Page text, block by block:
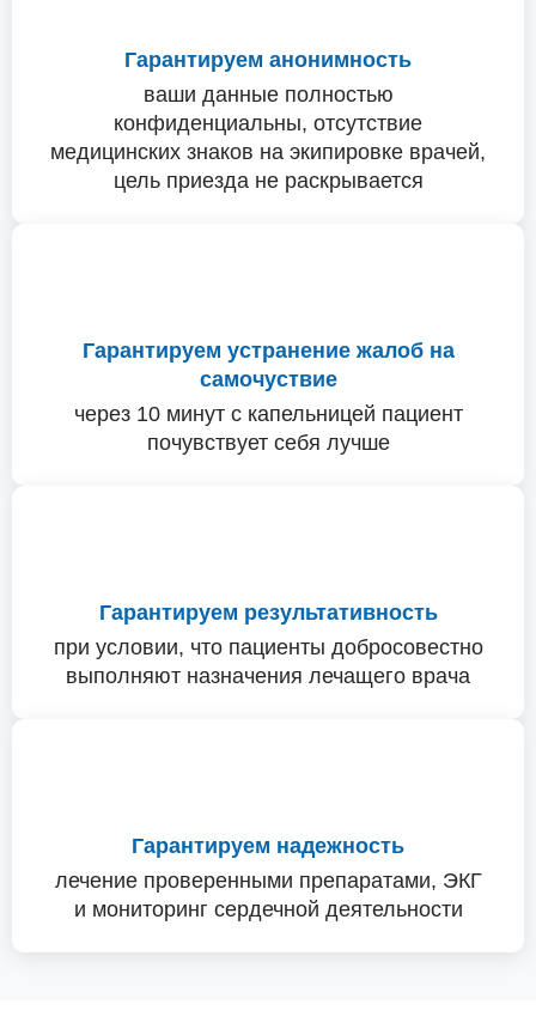
Гарантируем анонимность
ваши данные полностью
конфиденциальны, отсутствие
медицинских знаков на экипировке врачей,
цель приезда не раскрывается
Гарантируем устранение жалоб на
самочуствие
через 10 минут с капельницей пациент
почувствует себя лучше
Гарантируем результативность
при условии, что пациенты добросовестно
выполняют назначения лечащего врача
Гарантируем надежность
лечение проверенными препаратами, ЭКГ
и мониторинг сердечной деятельности